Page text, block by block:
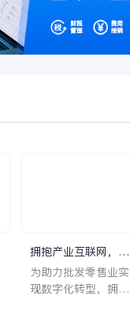
拥抱产业互联网，助
力批发零售业转型
为助力批发零售业实
现数字化转型，拥抱